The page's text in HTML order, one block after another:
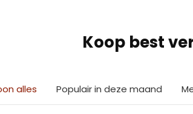
Koop best
alles Populair in deze maand